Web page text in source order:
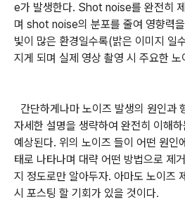
e가 발생한다. Shot noise를 완전히
며 shot noise의 분포를 줄여 영향력
빛이 많은 환경일수록(밝은 이미지
지게 되며 실제 영상 촬영 시 주요한
간단하게나마 노이즈 발생의 원인과
자세한 설명을 생략하여 완전히 이해
예상된다. 위의 노이즈 들이 어떤 원인
태로 나타나며 대략 어떤 방법으로 제
지 정도로만 알아두자. 아마도 노이즈
시 포스팅 할 기회가 있을 것이다.